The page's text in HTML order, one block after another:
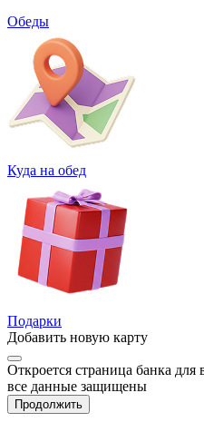
Обеды
Куда на обед
Подарки
Добавить новую карту
Откроется страница банка
все данные защищены
Продолжить